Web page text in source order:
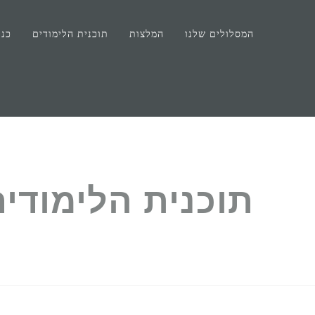
המסלולים שלנו המלצות תוכנית הלימודים
תוכנית